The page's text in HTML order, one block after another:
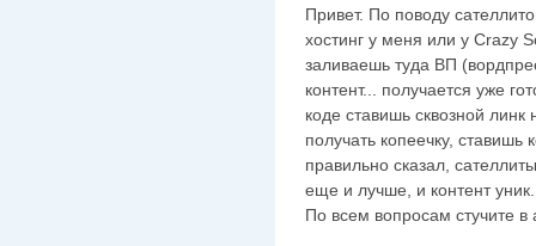
Привет. По поводу
хостинг у меня или у Crazy
заливаешь туда ВП
контент... получается уже
коде ставишь сквозной
получать копеечку,
правильно сказал,
еще и лучше, и контент уник.
По всем вопросам стучите